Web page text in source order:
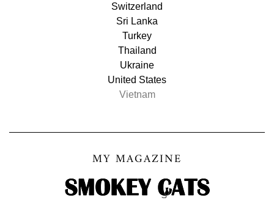
Switzerland
Sri Lanka
Turkey
Thailand
Ukraine
United States
Vietnam
MY MAGAZINE